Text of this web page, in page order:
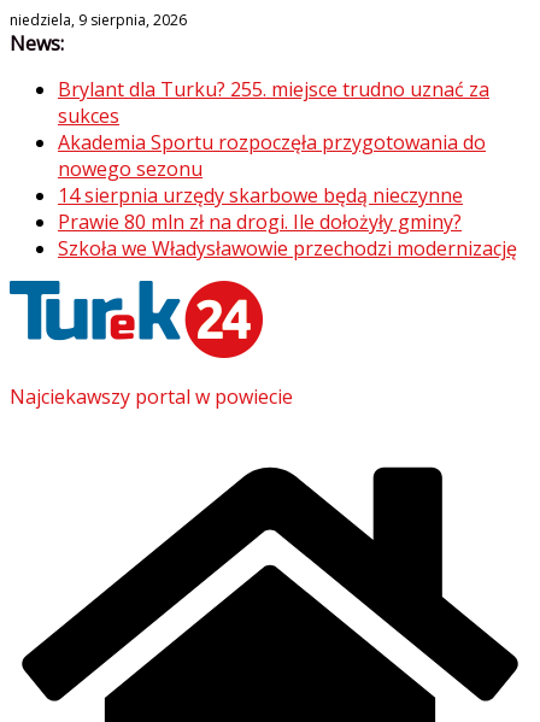
Skip
to
niedziela, 9 sierpnia, 2026
News:
Brylant dla Turku? 255. miejsce trudno uznać za
sukces
Akademia Sportu rozpoczęła przygotowania do
nowego sezonu
14 sierpnia urzędy skarbowe będą nieczynne
Prawie 80 mln zł na drogi. Ile dołożyły gminy?
Szkoła we Władysławowie przechodzi modernizację
Najciekawszy portal w powiecie